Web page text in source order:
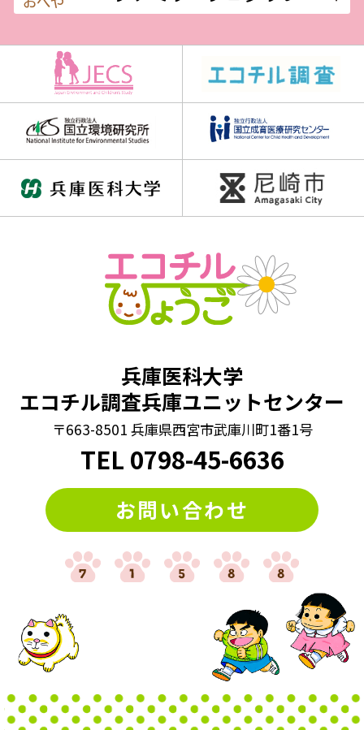
兵庫医科大学
エコチル調査兵庫ユニットセンター
〒663-8501 兵庫県西宮市武庫川町1番1号
TEL 0798-45-6636
お問い合わせ